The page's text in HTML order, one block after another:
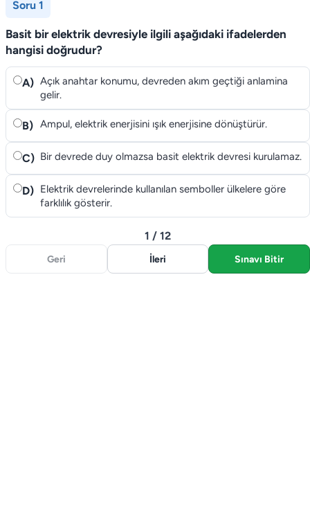
Soru 1
Basit bir elektrik devresiyle ilgili aşağıdaki ifadelerden
hangisi doğrudur?
A) Açık anahtar konumu, devreden akım geçtiği anlamina
gelir.
B) Ampul, elektrik enerjisini ışık enerjisine dönüştürür.
C) Bir devrede duy olmazsa basit elektrik devresi kurulamaz.
D) Elektrik devrelerinde kullanılan semboller ülkelere göre
farklılık gösterir.
Geri
1 / 12
İleri Sınavı Bitir